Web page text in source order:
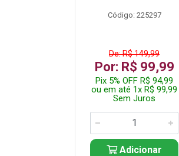
Código: 225297
De: R$ 149,99
Por: R$ 99,99
Pix 5% OFF R$ 94,99
ou em até 1x R$ 99,99
Sem Juros
Adicionar